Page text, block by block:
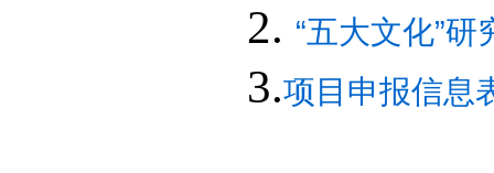
2. “五大文化”
3.项目申报信息